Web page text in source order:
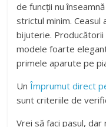
de funcții nu
strictul minim.
bijuterie. Producătorii
modele foarte
primele aparute pe
UnÎmprumut direct
sunt criteriile de
Vrei să faci pasul, dar